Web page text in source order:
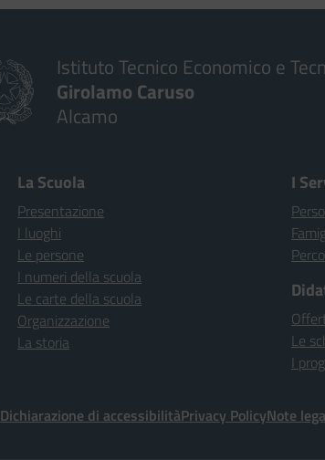
Istituto Tecnico Economico e
Girolamo Caruso
Alcamo
La Scuola
Presentazione
I luoghi
Le persone
I numeri della scuola
Le carte della scuola
Organizzazione
La storia
I
Le
I
Dichiarazione di accessibilitàPrivacy PolicyNote